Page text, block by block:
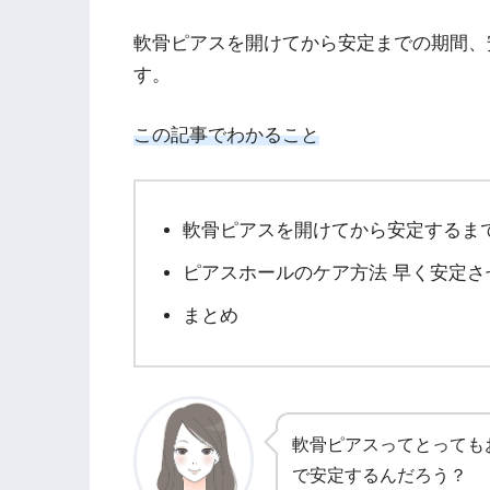
軟骨ピアスを開けてから安定までの期間、
す。
この記事でわかること
軟骨ピアスを開けてから安定するま
ピアスホールのケア方法 早く安定
まとめ
軟骨ピアスってとって
で安定するんだろう？